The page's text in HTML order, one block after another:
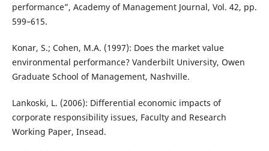
performance”, Academy of Management Journal, Vol. 42, pp.
599–615.
Konar, S.; Cohen, M.A. (1997): Does the market value
environmental performance? Vanderbilt University, Owen
Graduate School of Management, Nashville.
Lankoski, L. (2006): Differential economic impacts of
corporate responsibility issues, Faculty and Research
Working Paper, Insead.